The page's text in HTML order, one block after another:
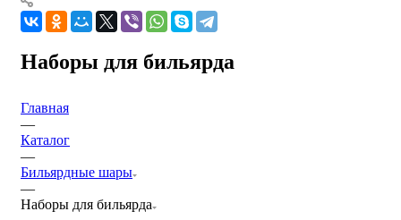
Наборы для бильярда
Главная
—
Каталог
—
Бильярдные шары
—
Наборы для бильярда